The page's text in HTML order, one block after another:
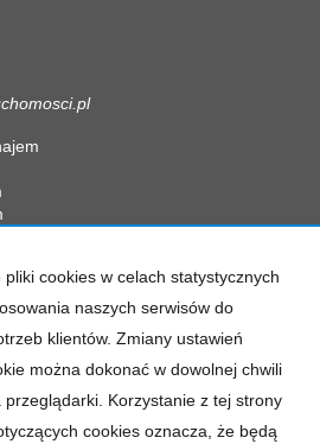
cookies w celach statystycznych
naszych serwisów do
klientów. Zmiany ustawień
można dokonać w dowolnej chwili
Korzystanie z tej strony
cookies oznacza, że będą